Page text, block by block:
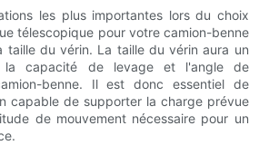
les plus importantes lors du choix
télescopique pour votre camion-benne
taille du vérin. La taille du vérin aura un
la capacité de levage et l'angle de
benne. Il est donc essentiel de
capable de supporter la charge prévue
de mouvement nécessaire pour un